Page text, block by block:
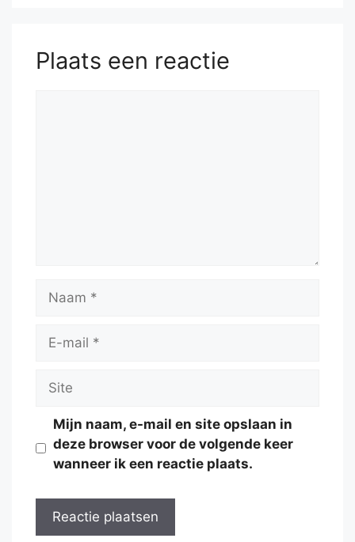
Plaats een reactie
Naam
Site
Mijn naam, e-mail en site opslaan in
deze browser voor de volgende keer
wanneer ik een reactie plaats.